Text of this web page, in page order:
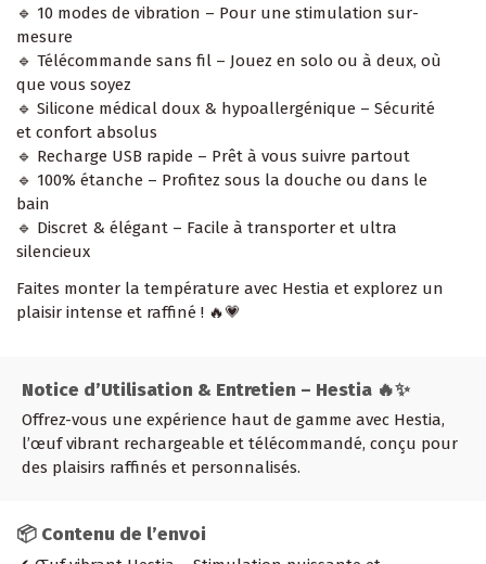
🔹 10 modes de vibration – Pour une stimulation sur-
mesure
🔹 Télécommande sans fil – Jouez en solo ou à deux, où
que vous soyez
🔹 Silicone médical doux & hypoallergénique – Sécurité
et confort absolus
🔹 Recharge USB rapide – Prêt à vous suivre partout
🔹 100% étanche – Profitez sous la douche ou dans le
bain
🔹 Discret & élégant – Facile à transporter et ultra
silencieux
Faites monter la température avec Hestia et explorez un
plaisir intense et raffiné ! 🔥💗
Notice d’Utilisation & Entretien – Hestia 🔥✨
Offrez-vous une expérience haut de gamme avec Hestia,
l’œuf vibrant rechargeable et télécommandé, conçu pour
des plaisirs raffinés et personnalisés.
📦 Contenu de l’envoi